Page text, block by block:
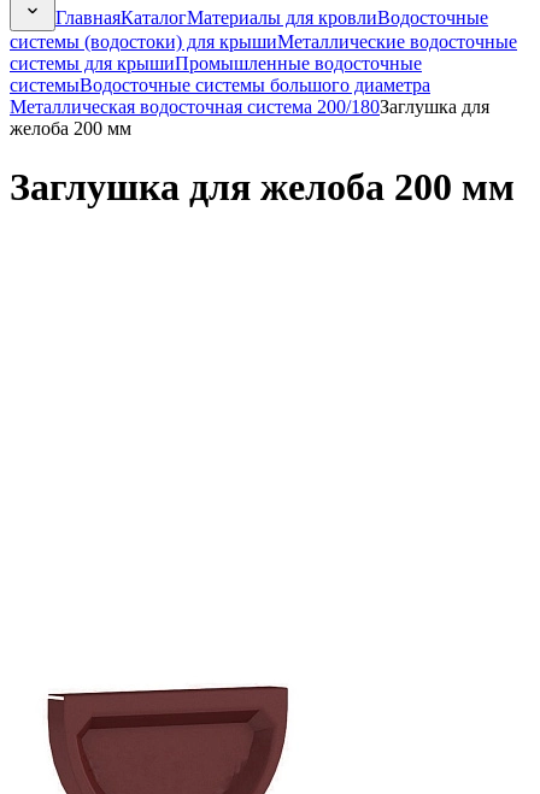
ГлавнаяКаталогМатериалы для кровлиВодосточные
системы (водостоки) для крышиМеталлические водосточные
системы для крышиПромышленные водосточные
системыВодосточные системы большого диаметра
Металлическая водосточная система 200/180Заглушка для
желоба 200 мм
Заглушка для желоба 200 мм